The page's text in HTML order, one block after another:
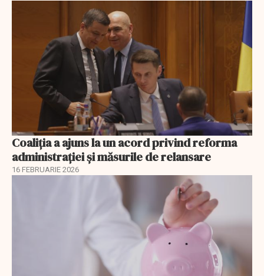
Coaliția a ajuns la un acord privind reforma
administrației și măsurile de relansare
16 FEBRUARIE 2026